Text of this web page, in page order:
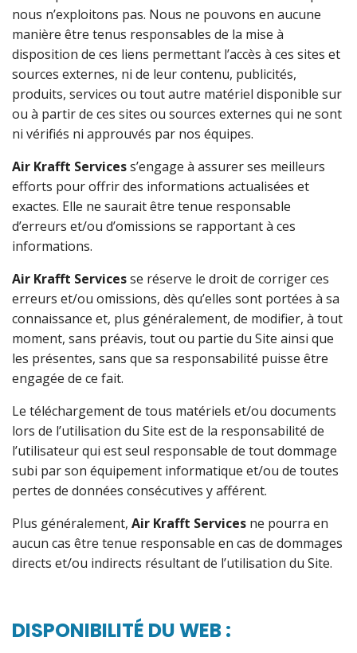
nous n’exploitons pas. Nous ne pouvons en aucune
manière être tenus responsables de la mise à
disposition de ces liens permettant l’accès à ces sites et
sources externes, ni de leur contenu, publicités,
produits, services ou tout autre matériel disponible sur
ou à partir de ces sites ou sources externes qui ne sont
ni vérifiés ni approuvés par nos équipes.
Air Krafft Servicess’engage à assurer ses meilleurs
efforts pour offrir des informations actualisées et
exactes. Elle ne saurait être tenue responsable
d’erreurs et/ou d’omissions se rapportant à ces
informations.
Air Krafft Servicesse réserve le droit de corriger ces
erreurs et/ou omissions, dès qu’elles sont portées à sa
connaissance et, plus généralement, de modifier, à tout
moment, sans préavis, tout ou partie du Site ainsi que
les présentes, sans que sa responsabilité puisse être
engagée de ce fait.
Le téléchargement de tous matériels et/ou documents
lors de l’utilisation du Site est de la responsabilité de
l’utilisateur qui est seul responsable de tout dommage
subi par son équipement informatique et/ou de toutes
pertes de données consécutives y afférent.
Plus généralement, Air Krafft Services ne pourra en
aucun cas être tenue responsable en cas de dommages
directs et/ou indirects résultant de l’utilisation du Site.
DISPONIBILITÉ DU WEB :